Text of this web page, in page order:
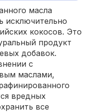
масла
исключительно
кокосов. Это
продукт
добавок.
с
маслами,
вредных
все